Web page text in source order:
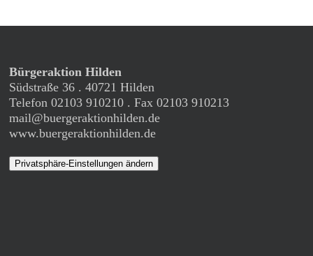
Bürgeraktion Hilden
Südstraße 36 . 40721 Hilden
Telefon 02103 910210 . Fax 02103 910213
mail@buergeraktionhilden.de
www.buergeraktionhilden.de
Privatsphäre-Einstellungen ändern